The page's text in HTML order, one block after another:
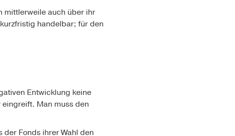
mittlerweile auch über ihr
handelbar; für den
Entwicklung keine
Man muss den
Fonds ihrer Wahl den